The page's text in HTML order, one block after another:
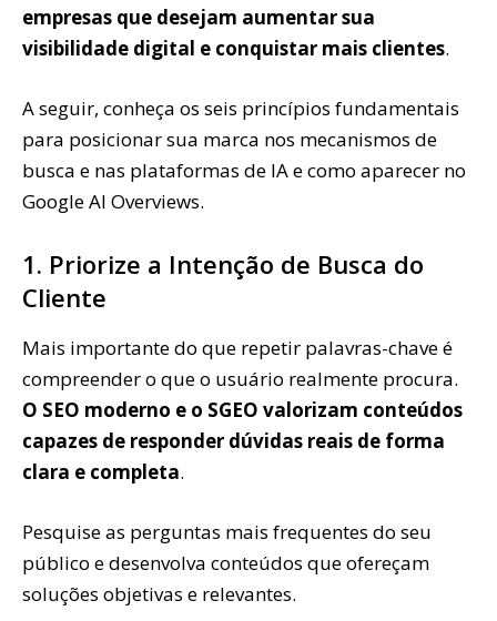
empresas que desejam aumentar sua
visibilidade digital e conquistar mais clientes.
A seguir, conheça os seis princípios fundamentais
para posicionar sua marca nos mecanismos de
busca e nas plataformas de IA e como aparecer no
Google AI Overviews.
1. Priorize a Intenção de Busca do
Cliente
Mais importante do que repetir palavras-chave é
compreender o que o usuário realmente procura.
O SEO moderno e o SGEO valorizam conteúdos
capazes de responder dúvidas reais de forma
clara e completa.
Pesquise as perguntas mais frequentes do seu
público e desenvolva conteúdos que ofereçam
soluções objetivas e relevantes.